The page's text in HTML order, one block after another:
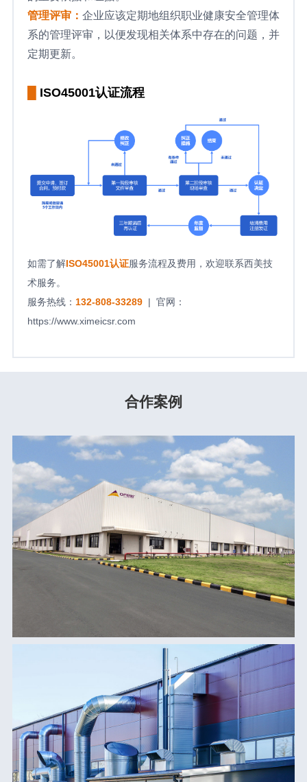
管理评审： 企业应该定期地组织职业健康安全管理体
系的管理评审，以便发现相关体系中存在的问题，并
定期更新。
ISO45001认证流程
如需了解ISO45001认证服务流程及费用，欢迎联系西美技
术服务。
服务热线： 132-808-33289| 官网：
https://www.ximeicsr.com
合作案例